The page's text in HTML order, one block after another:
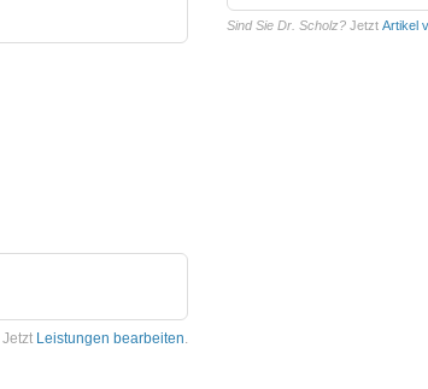
Jetzt Leistungen bearbeiten.
Sind Sie Dr. Scholz? Jetzt Artikel